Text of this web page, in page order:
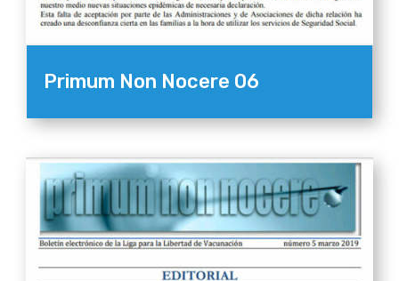
Primum Non Nocere 06